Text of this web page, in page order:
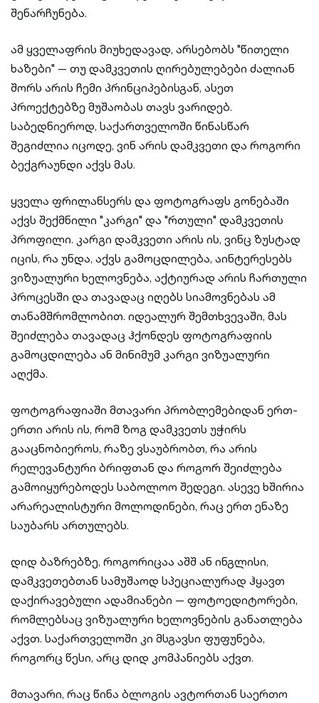
შენარჩუნება.
ამ ყველაფრის მიუხედავად, არსებობს "წითელი
ხაზები" — თუ დამკვეთის ღირებულებები ძალიან
შორს არის ჩემი პრინციპებისგან, ასეთ
პროექტებზე მუშაობას თავს ვარიდებ.
საბედნიეროდ, საქართველოში წინასწარ
შეგიძლია იცოდე, ვინ არის დამკვეთი და როგორი
ბექგრაუნდი აქვს მას.
ყველა ფრილანსერს და ფოტოგრაფს გონებაში
აქვს შექმნილი "კარგი" და "რთული" დამკვეთის
პროფილი. კარგი დამკვეთი არის ის, ვინც ზუსტად
იცის, რა უნდა, აქვს გამოცდილება, აინტერესებს
ვიზუალური ხელოვნება, აქტიურად არის ჩართული
პროცესში და თავადაც იღებს სიამოვნებას ამ
თანამშრომლობით. იდეალურ შემთხვევაში, მას
შეიძლება თავადაც ჰქონდეს ფოტოგრაფიის
გამოცდილება ან მინიმუმ კარგი ვიზუალური
აღქმა.
ფოტოგრაფიაში მთავარი პრობლემებიდან ერთ-
ერთი არის ის, რომ ზოგ დამკვეთს უჭირს
გააცნობიეროს, რაზე ვსაუბრობთ, რა არის
რელევანტური ბრიფთან და როგორ შეიძლება
გამოიყურებოდეს საბოლოო შედეგი. ასევე ხშირია
არარეალისტური მოლოდინები, რაც ერთ ენაზე
საუბარს ართულებს.
დიდ ბაზრებზე, როგორიცაა აშშ ან ინგლისი,
დამკვეთებთან სამუშაოდ სპეციალურად ჰყავთ
დაქირავებული ადამიანები — ფოტოედიტორები,
რომლებსაც ვიზუალური ხელოვნების განათლება
აქვთ. საქართველოში კი მსგავსი ფუფუნება,
როგორც წესი, არც დიდ კომპანიებს აქვთ.
მთავარი, რაც წინა ბლოგის ავტორთან საერთო